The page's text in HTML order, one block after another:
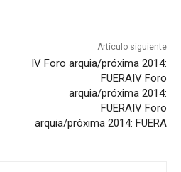
Artículo siguiente
IV Foro arquia/próxima 2014:
FUERAIV Foro
arquia/próxima 2014:
FUERAIV Foro
arquia/próxima 2014: FUERA